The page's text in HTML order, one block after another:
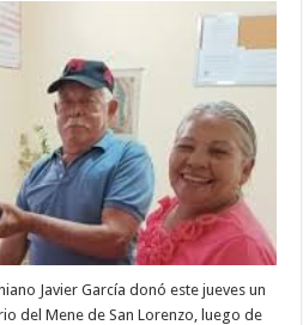
Javier García donó este jueves un
del Mene de San Lorenzo, luego de